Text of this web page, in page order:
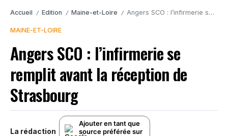
Accueil / Edition / Maine-et-Loire / Angers SCO : l’infirmerie se remplit avant la réception de Strasbourg
MAINE-ET-LOIRE
Angers SCO : l’infirmerie se
remplit avant la réception de
Strasbourg
La rédaction
Ajouter en tant que
source préférée sur